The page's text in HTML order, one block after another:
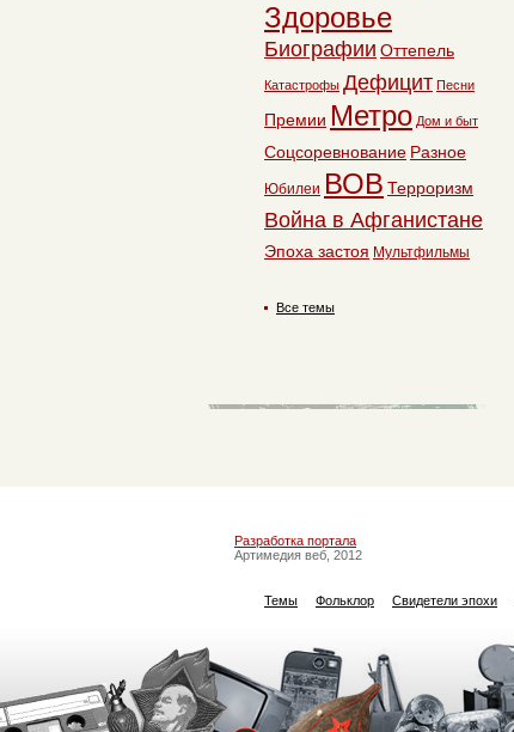
Здоровье
Биографии Оттепель
Катастрофы Дефицит Песни
Премии Метро Дом и быт
Соцсоревнование Разное
Юбилеи ВОВ Терроризм
Война в Афганистане
Эпоха застоя Мультфильмы
Все темы
Разработка портала
Артимедия веб, 2012
Темы Фольклор Свидетели эпохи